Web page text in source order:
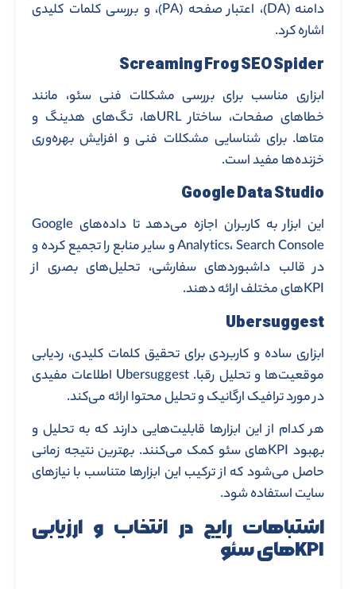
دامنه (DA)، اعتبار صفحه (PA)، و بررسی کلمات کلیدی
اشاره کرد.
Screaming Frog SEO Spider
ابزاری مناسب برای بررسی مشکلات فنی سئو، مانند
خطاهای صفحات، ساختار URLها، تگ‌های هدینگ و
متاها. برای شناسایی مشکلات فنی و افزایش بهره‌وری
خزنده‌ها مفید است.
Google Data Studio
این ابزار به کاربران اجازه می‌دهد تا داده‌های Google
Analytics، Search Console و سایر منابع را تجمیع کرده و
در قالب داشبوردهای سفارشی، تحلیل‌های بصری از
KPIهای مختلف ارائه دهند.
Ubersuggest
ابزاری ساده و کاربردی برای تحقیق کلمات کلیدی، ردیابی
موقعیت‌ها و تحلیل رقبا. Ubersuggest اطلاعات مفیدی
در مورد ترافیک ارگانیک و تحلیل محتوا ارائه می‌کند.
هر کدام از این ابزارها قابلیت‌هایی دارند که به تحلیل و
بهبود KPIهای سئو کمک می‌کنند. بهترین نتیجه زمانی
حاصل می‌شود که از ترکیب این ابزارها متناسب با نیازهای
سایت استفاده شود.
اشتباهات رایج در انتخاب و ارزیابی
KPIهای سئو